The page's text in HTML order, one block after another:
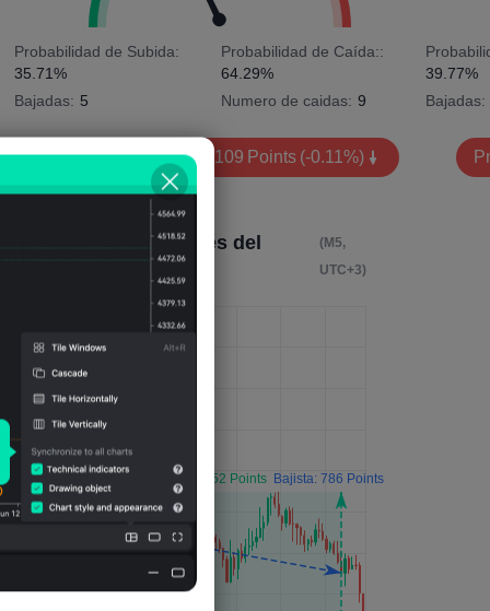
Probabilidad de Subida:
35.71%
Bajadas: 5
Probabilidad de Caída::
64.29%
Numero de caidas: 9
Pmdio. Volatilidad: -109 Points (-0.11%)
39.77%
Bajadas:
Impacto 4 horas después del
(M5,
UTC+3)